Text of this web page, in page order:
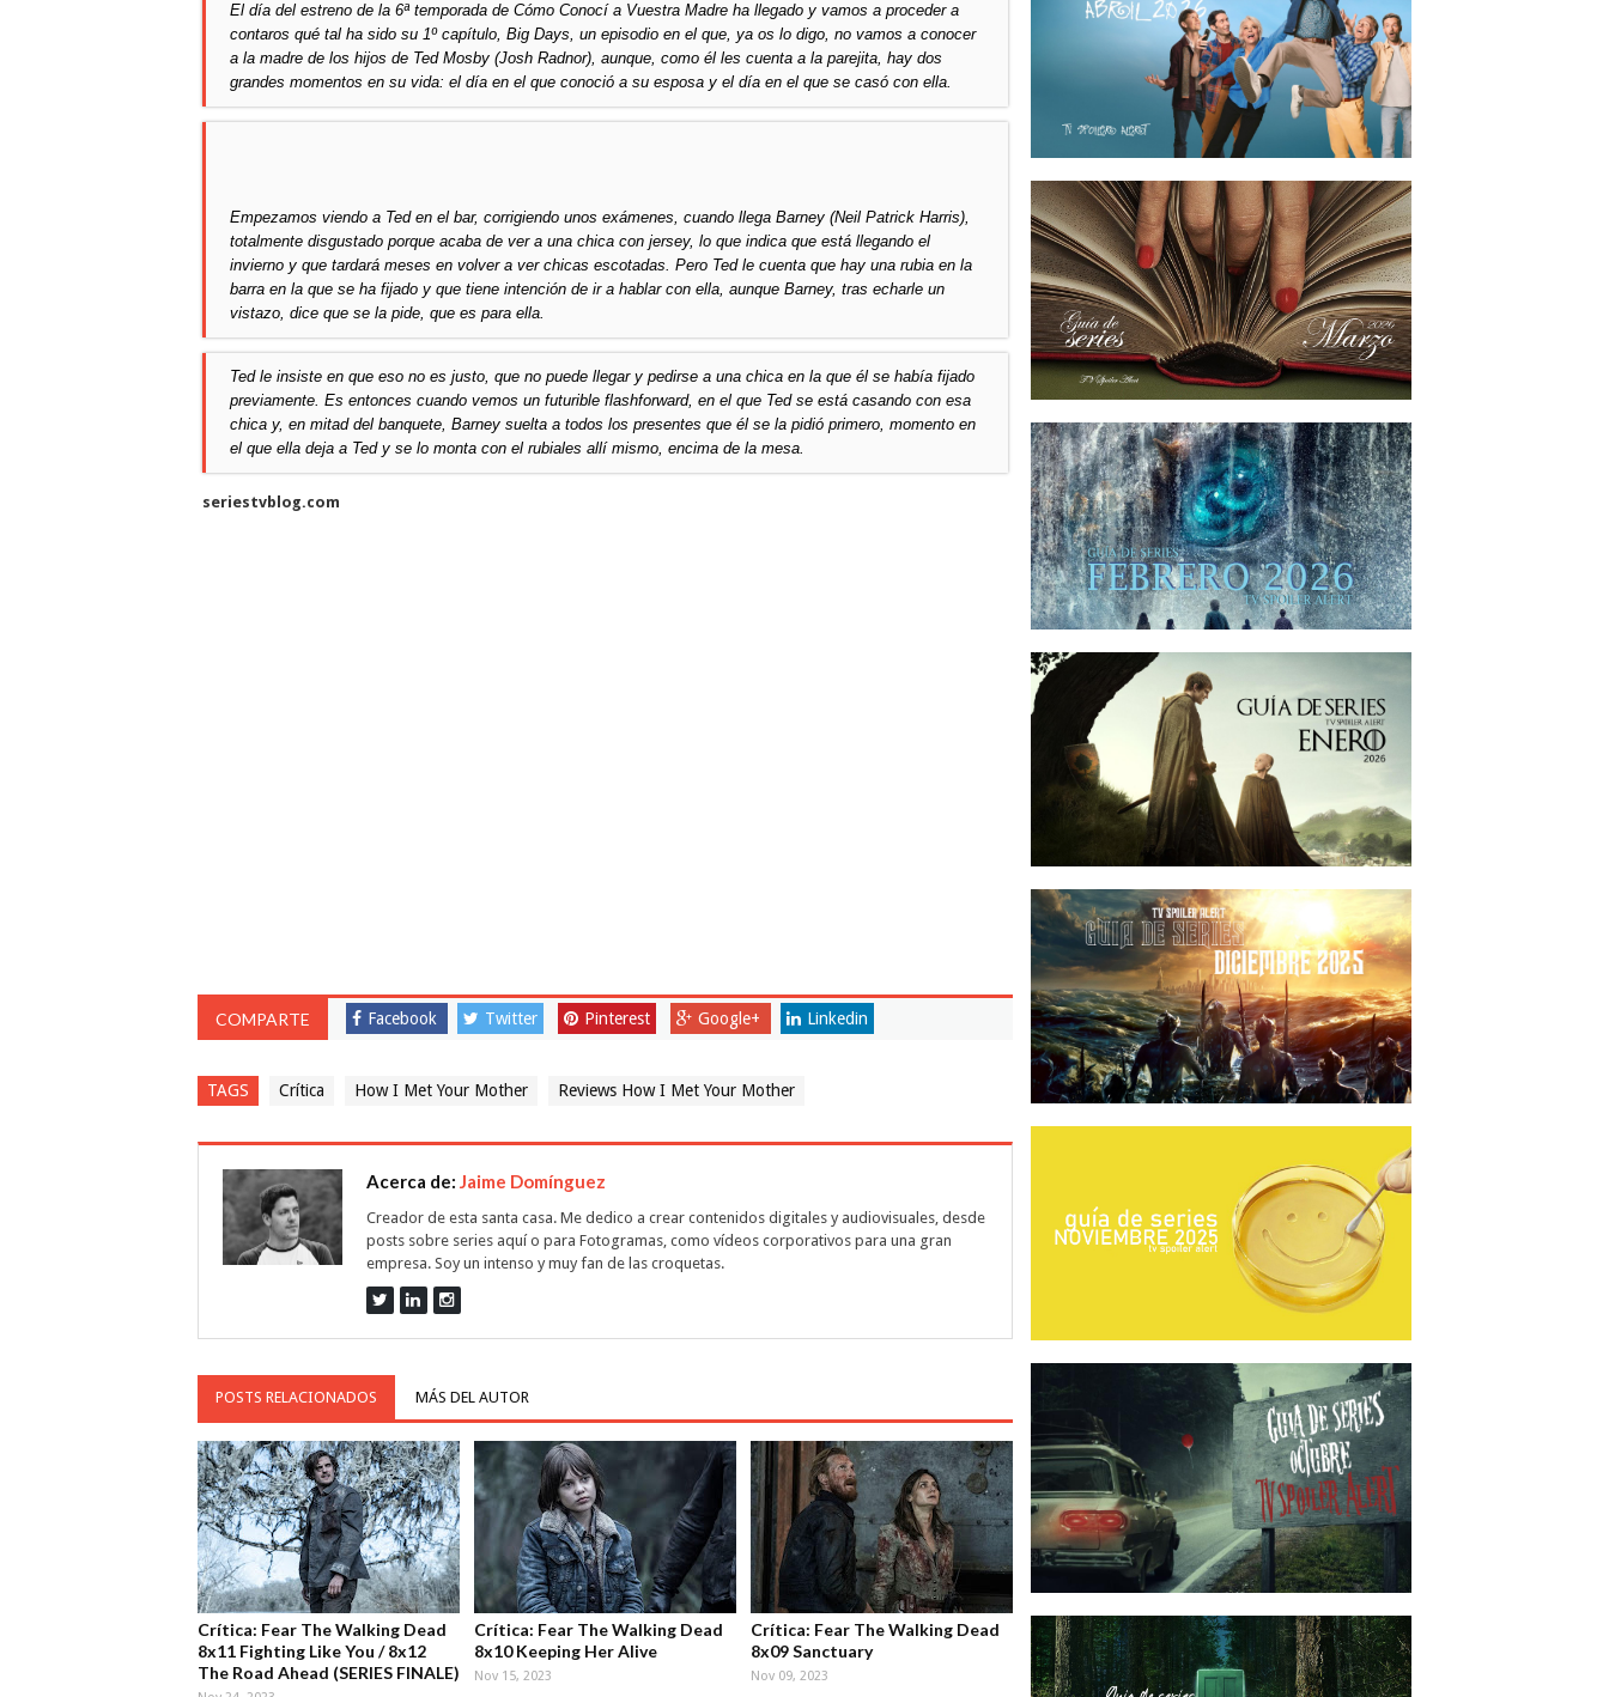
El día del estreno de la 6ª temporada de Cómo Conocí a Vuestra Madre ha llegado y vamos a proceder a
contaros qué tal ha sido su 1º capítulo, Big Days, un episodio en el que, ya os lo digo, no vamos a conocer
a la madre de los hijos de Ted Mosby (Josh Radnor), aunque, como él les cuenta a la parejita, hay dos
grandes momentos en su vida: el día en el que conoció a su esposa y el día en el que se casó con ella.
Empezamos viendo a Ted en el bar, corrigiendo unos exámenes, cuando llega Barney (Neil Patrick Harris),
totalmente disgustado porque acaba de ver a una chica con jersey, lo que indica que está llegando el
invierno y que tardará meses en volver a ver chicas escotadas. Pero Ted le cuenta que hay una rubia en la
barra en la que se ha fijado y que tiene intención de ir a hablar con ella, aunque Barney, tras echarle un
vistazo, dice que se la pide, que es para ella.
Ted le insiste en que eso no es justo, que no puede llegar y pedirse a una chica en la que él se había fijado
previamente. Es entonces cuando vemos un futurible flashforward, en el que Ted se está casando con esa
chica y, en mitad del banquete, Barney suelta a todos los presentes que él se la pidió primero, momento en
el que ella deja a Ted y se lo monta con el rubiales allí mismo, encima de la mesa.
seriestvblog.com
COMPARTE Facebook Twitter Pinterest Google+ Linkedin
TAGS Crítica How I Met Your Mother Reviews How I Met Your Mother
Acerca de: Jaime Domínguez
Creador de esta santa casa. Me dedico a crear contenidos digitales y audiovisuales, desde
posts sobre series aquí o para Fotogramas, como vídeos corporativos para una gran
empresa. Soy un intenso y muy fan de las croquetas.
POSTS RELACIONADOS MÁS DEL AUTOR
Crítica: Fear The Walking Dead
8x11 Fighting Like You / 8x12
The Road Ahead (SERIES FINALE)
Crítica: Fear The Walking Dead
8x10 Keeping Her Alive
Nov 15, 2023
Crítica: Fear The Walking Dead
8x09 Sanctuary
Nov 09, 2023